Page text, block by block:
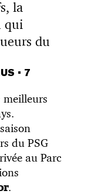
la
qui
du
• 7
meilleurs
du PSG
au Parc
.